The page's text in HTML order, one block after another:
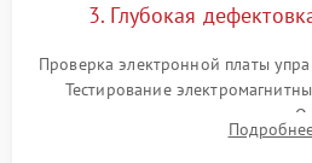
3. Глубокая
Проверка электронной платы
Тестирование
температуры и расходомера.
жерновов кофемолки,